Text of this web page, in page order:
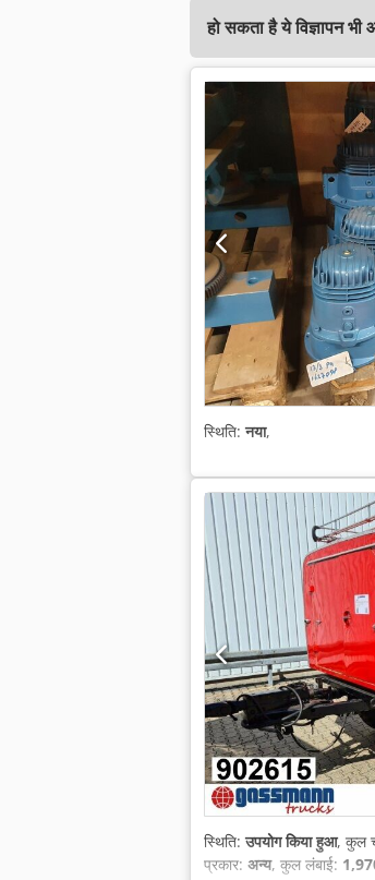
हो सकता है ये विज्ञापन
स्थिति:नया,
स्थिति:उपयोग किया हुआ, कुल
प्रकार: अन्य, कुल लंबाई: